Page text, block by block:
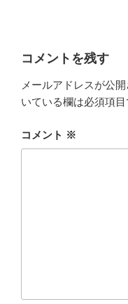
コメントを残す
メールアドレスが公
いている欄は必須項目
コメント ※